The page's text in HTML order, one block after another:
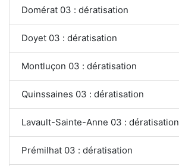
Domérat 03 : dératisation
Doyet 03 : dératisation
Montluçon 03 : dératisation
Quinssaines 03 : dératisation
Lavault-Sainte-Anne 03 : dératisation
Prémilhat 03 : dératisation